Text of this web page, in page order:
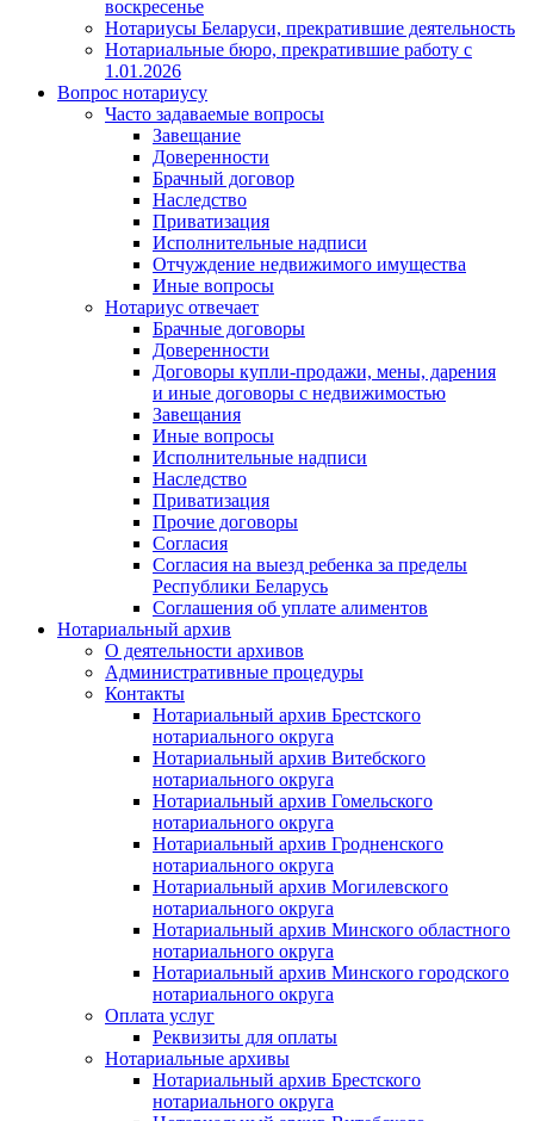
воскресенье
Нотариусы Беларуси, прекратившие деятельность
Нотариальные бюро, прекратившие работу с
1.01.2026
Вопрос нотариусу
Часто задаваемые вопросы
Завещание
Доверенности
Брачный договор
Наследство
Приватизация
Исполнительные надписи
Отчуждение недвижимого имущества
Иные вопросы
Нотариус отвечает
Брачные договоры
Доверенности
Договоры купли-продажи, мены, дарения
и иные договоры с недвижимостью
Завещания
Иные вопросы
Исполнительные надписи
Наследство
Приватизация
Прочие договоры
Согласия
Согласия на выезд ребенка за пределы
Республики Беларусь
Соглашения об уплате алиментов
Нотариальный архив
О деятельности архивов
Административные процедуры
Контакты
Нотариальный архив Брестского
нотариального округа
Нотариальный архив Витебского
нотариального округа
Нотариальный архив Гомельского
нотариального округа
Нотариальный архив Гродненского
нотариального округа
Нотариальный архив Могилевского
нотариального округа
Нотариальный архив Минского областного
нотариального округа
Нотариальный архив Минского городского
нотариального округа
Оплата услуг
Реквизиты для оплаты
Нотариальные архивы
Нотариальный архив Брестского
нотариального округа